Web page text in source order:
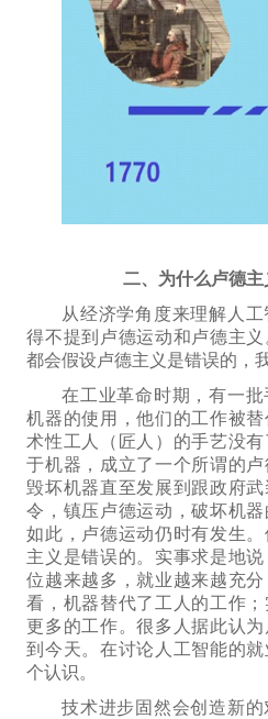
二、为什么卢德主
从经济学角度来理解人
得不提到 卢德运动和卢德主
都会假设卢德主义是错误的，
在工业革命时期，有一批
机器的使用，他们的工作被
术性工人（匠人）的手艺没
于机器，成立了一个所谓的
毁坏机器直至发展到跟政府武
令，镇压卢德运动，破坏机
如此，卢德运动仍时有发生
主义是错误的。实事求是地
位越来越多，就业越来越充
看，机器替代了工人的工作
更多的工作。很多人据此认为
到今天。在讨论人工智能的
个认识 。
技术进步固然会创造新的